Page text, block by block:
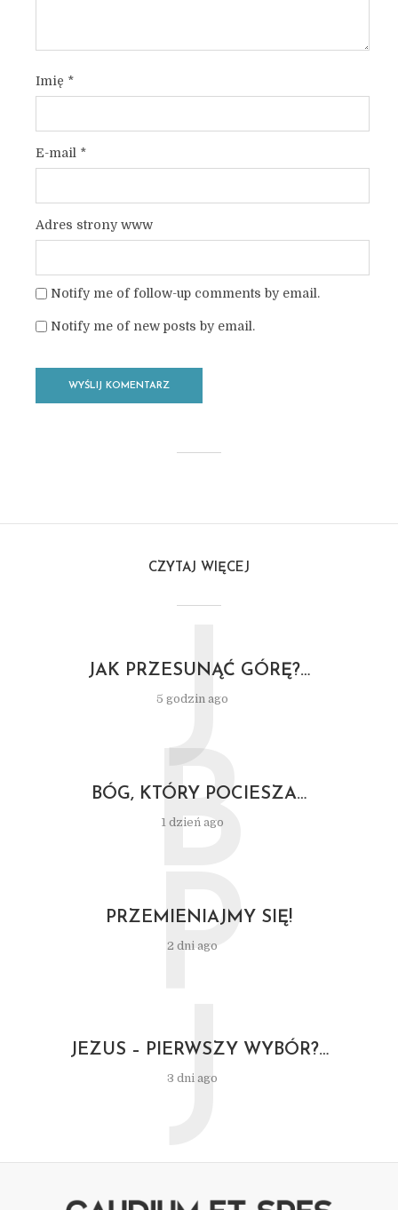
Imię *
E-mail *
Adres strony www
Notify me of follow-up comments by email.
Notify me of new posts by email.
CZYTAJ WIĘCEJ
JAK PRZESUNĄĆ GÓRĘ?…
5 godzin ago
J
BÓG, KTÓRY POCIESZA…
1 dzień ago
B
PRZEMIENIAJMY SIĘ!
2 dni ago
P
JEZUS – PIERWSZY WYBÓR?…
3 dni ago
J